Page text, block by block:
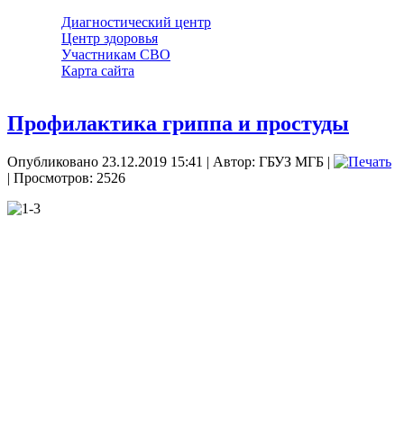
Диагностический центр
Центр здоровья
Участникам СВО
Карта сайта
Профилактика гриппа и простуды
Опубликовано 23.12.2019 15:41 | Автор: ГБУЗ МГБ |
| Просмотров: 2526